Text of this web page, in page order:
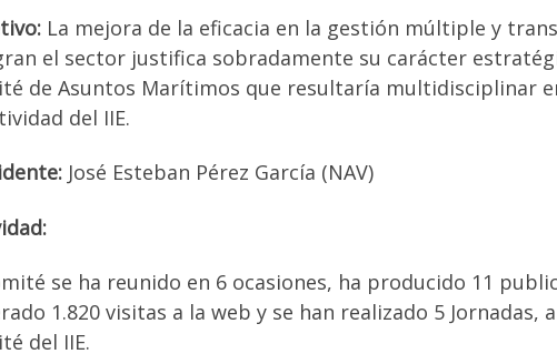
La mejora de la eficacia en la gestión múltiple y
el sector justifica sobradamente su carácter
de Asuntos Marítimos que resultaría multidisciplinar
del IIE.
José Esteban Pérez García (NAV)
se ha reunido en 6 ocasiones, ha producido 11
1.820 visitas a la web y se han realizado 5
del IIE.